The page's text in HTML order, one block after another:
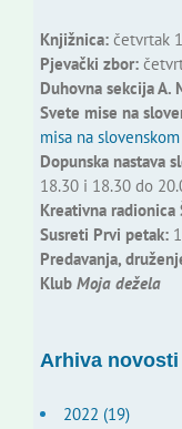
Knjižnica:četvrtak
Pjevački zbor:
Duhovna sekcija A.
Svete mise na
misa na
Dopunska nastava
18.30 i 18.30 do
Kreativna radionica
Susreti Prvi petak:
Predavanja,
Klub Moja dežela
Arhiva novosti
2022 (19)